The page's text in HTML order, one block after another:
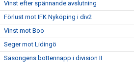
Vinst efter spännande avslutning
Förlust mot IFK Nyköping i div2
Vinst mot Boo
Seger mot Lidingö
Säsongens bottennapp i division II